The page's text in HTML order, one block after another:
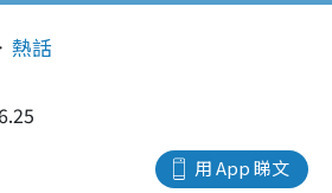
熱話
用 App 睇文